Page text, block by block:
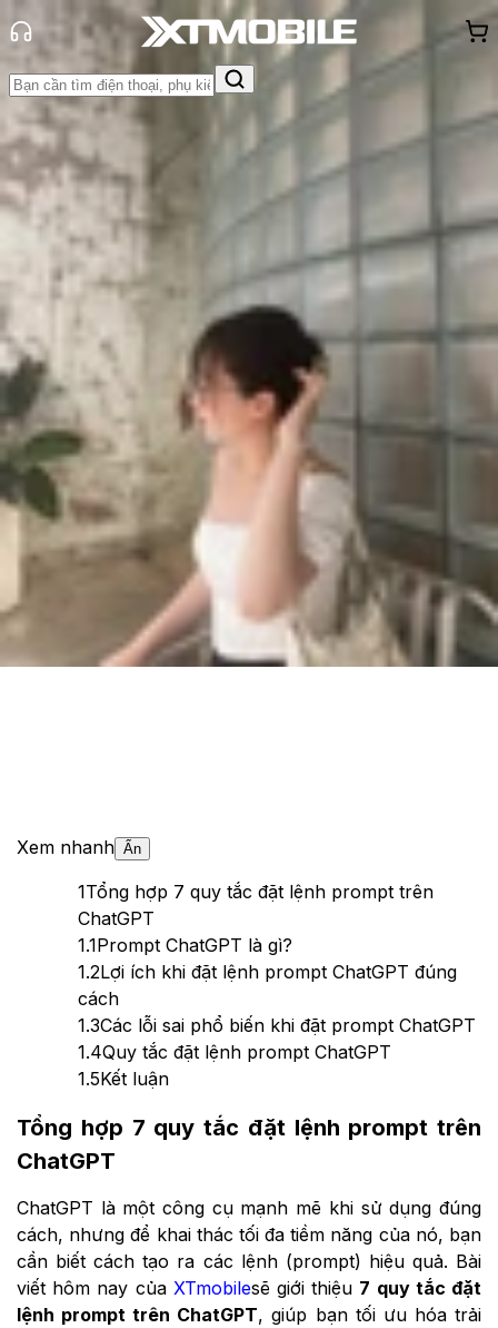
Trang chủ
Tin tức
Thủ thuật
Tin Mới
Đánh Giá - Trên Tay
Khuyến
Thủ thuật Thông báoKhách
hàng - Sự kiện
Đây là 7 quy tắc đặt lệnh prompt
trên ChatGPT hiệu quả mà bạn nên
biết
Triệu Vy
Ngày đăng: 14/03/2025
Cập nhật:14/03/2025
Theo dõi XTMobile trên
Xem nhanh Ẩn
1Tổng hợp 7 quy tắc đặt lệnh prompt trên
ChatGPT
1.1Prompt ChatGPT là gì?
1.2Lợi ích khi đặt lệnh prompt ChatGPT đúng
cách
1.3Các lỗi sai phổ biến khi đặt prompt ChatGPT
1.4Quy tắc đặt lệnh prompt ChatGPT
1.5Kết luận
Tổng hợp 7 quy tắc đặt lệnh prompt trên
ChatGPT
ChatGPT là một công cụ mạnh mẽ khi sử dụng đúng
cách, nhưng để khai thác tối đa tiềm năng của nó, bạn
cần biết cách tạo ra các lệnh (prompt) hiệu quả. Bài
viết hôm nay của XTmobilesẽ giới thiệu 7 quy tắc đặt
lệnh prompt trên ChatGPT, giúp bạn tối ưu hóa trải